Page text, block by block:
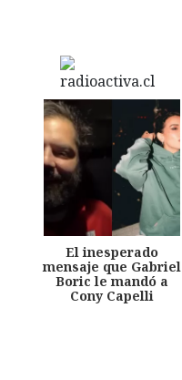
El inesperado
mensaje que Gabriel
Boric le mandó a
Cony Capelli